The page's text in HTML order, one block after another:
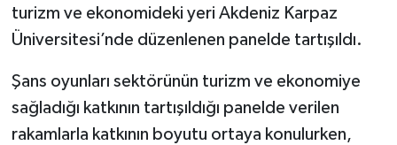
turizm ve ekonomideki yeri Akdeniz Karpaz
Üniversitesi’nde düzenlenen panelde tartışıldı.
Şans oyunları sektörünün turizm ve ekonomiye
sağladığı katkının tartışıldığı panelde verilen
rakamlarla katkının boyutu ortaya konulurken,